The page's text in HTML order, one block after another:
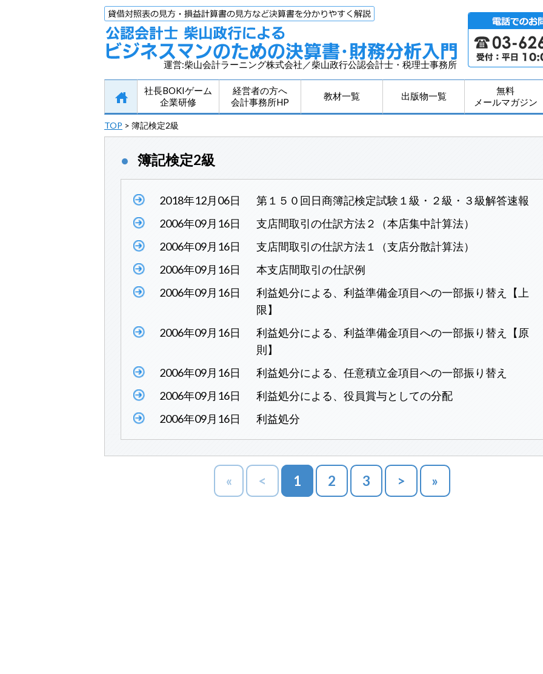
運営:柴山会計ラーニング株式会社／柴山政行公認会計士・税理士事務所
社長BOKIゲーム
企業研修
経営者の方へ
会計事務所HP
教材一覧 出版物一覧
無料
メールマガジン
TOP > 簿記検定2級
簿記検定2級
2018年12月06日
第１５０回日商簿記検定試験１級・２級・３級解答速報
2006年09月16日
支店間取引の仕訳方法２（本店集中計算法）
2006年09月16日
支店間取引の仕訳方法１（支店分散計算法）
2006年09月16日
本支店間取引の仕訳例
2006年09月16日
利益処分による、利益準備金項目への一部振り替え【上
限】
2006年09月16日
利益処分による、利益準備金項目への一部振り替え【原
則】
2006年09月16日
利益処分による、任意積立金項目への一部振り替え
2006年09月16日
利益処分による、役員賞与としての分配
2006年09月16日
利益処分
« < 1 2 3 > »